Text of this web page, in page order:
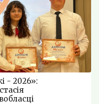
- 2026»: